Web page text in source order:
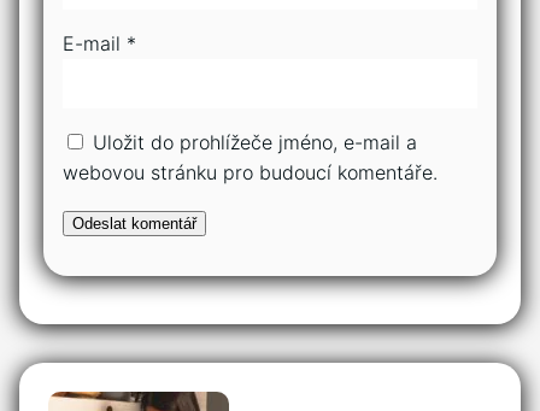
E-mail *
Uložit do prohlížeče jméno, e-mail a
webovou stránku pro budoucí komentáře.